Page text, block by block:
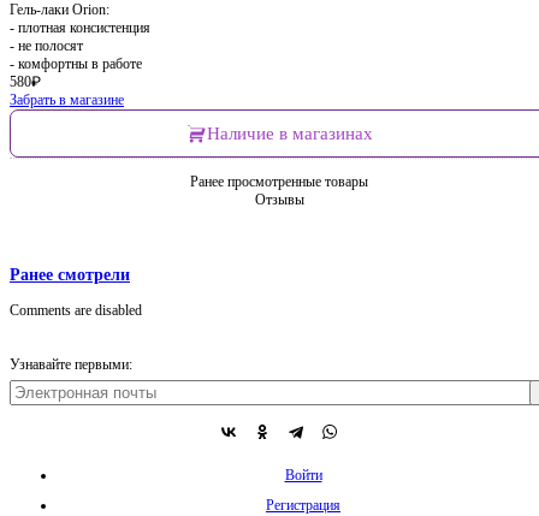
Гель-лаки Orion:
- плотная консистенция
- не полосят
- комфортны в работе
580₽
Забрать в магазине
Наличие в магазинах
Ранее просмотренные товары
Отзывы
Ранее смотрели
Comments are disabled
Узнавайте первыми:
Войти
Регистрация